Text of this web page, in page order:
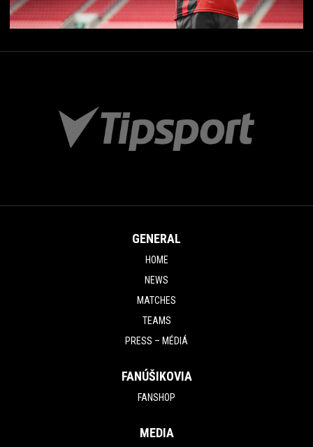
GENERAL
HOME
NEWS
MATCHES
TEAMS
PRESS – MÉDIÁ
FANÚŠIKOVIA
FANSHOP
MEDIA